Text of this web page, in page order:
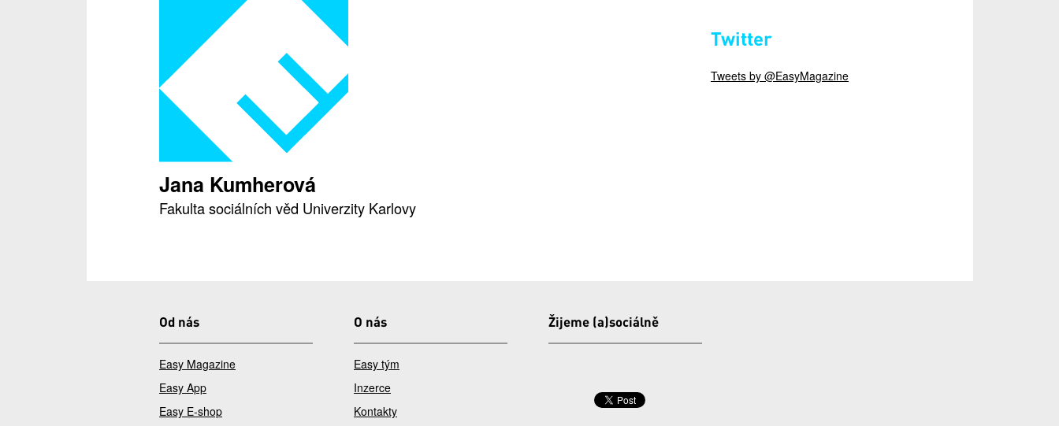
Jana Kumherová
Fakulta sociálních věd Univerzity Karlovy
escort
Twitter
Tweets by @EasyMagazine
Od nás
Easy Magazine
Easy App
Easy E-shop
O nás
Easy tým
Inzerce
Kontakty
Žijeme (a)sociálně